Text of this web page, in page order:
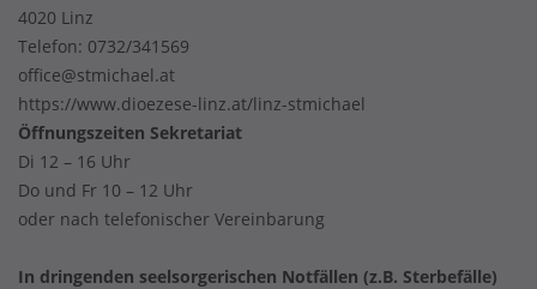
4020 Linz
Telefon: 0732/341569
office@stmichael.at
https://www.dioezese-linz.at/linz-stmichael
Öffnungszeiten Sekretariat
Di 12 – 16 Uhr
Do und Fr 10 – 12 Uhr
oder nach telefonischer Vereinbarung
In dringenden seelsorgerischen Notfällen (z.B. Sterbefälle)